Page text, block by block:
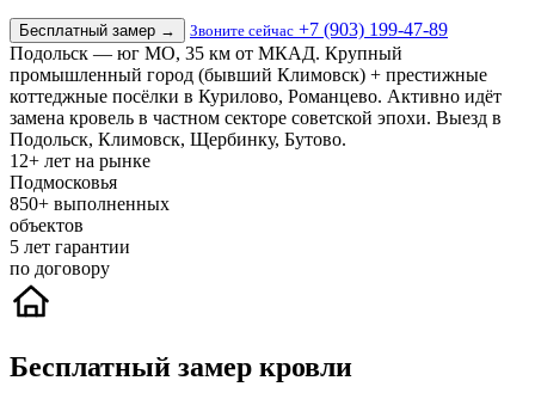
Бесплатный замер → Звоните сейчас +7 (903) 199-47-89
Подольск — юг МО, 35 км от МКАД. Крупный
промышленный город (бывший Климовск) + престижные
коттеджные посёлки в Курилово, Романцево. Активно идёт
замена кровель в частном секторе советской эпохи. Выезд в
Подольск, Климовск, Щербинку, Бутово.
12+ лет на рынке
Подмосковья
850+ выполненных
объектов
5 лет гарантии
по договору
Бесплатный замер кровли